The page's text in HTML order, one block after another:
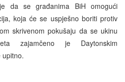
da se građanima BiH omogući
koja će se uspješno boriti protiv
skrivenom pokušaju da se ukinu
zajamčeno je Daytonskim
upitno.